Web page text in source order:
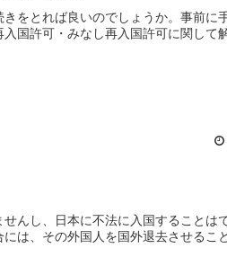
をとれば良いのでしょうか。事前に
国許可・みなし再入国許可に関して
んし、日本に不法に入国することは
は、その外国人を国外退去させるこ